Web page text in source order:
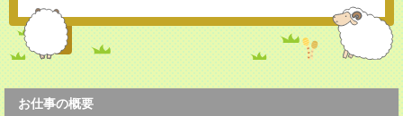
お仕事の概要